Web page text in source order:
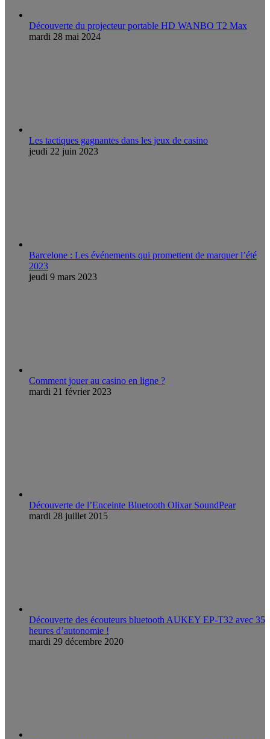
Découverte du projecteur portable HD WANBO T2 Max
mardi 28 mai 2024
Les tactiques gagnantes dans les jeux de casino
jeudi 22 juin 2023
Barcelone : Les événements qui promettent de marquer l’été
2023
jeudi 9 mars 2023
Comment jouer au casino en ligne ?
mardi 21 février 2023
Découverte de l’Enceinte Bluetooth Olixar SoundPear
mardi 28 juillet 2015
Découverte des écouteurs bluetooth AUKEY EP-T32 avec 35
heures d’autonomie !
mardi 29 décembre 2020